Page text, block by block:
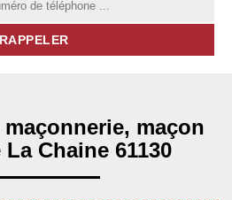
maçon
La Chaine 61130